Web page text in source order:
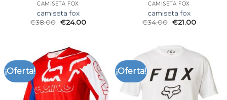
CAMISETA FOX
camiseta fox
€38.00 €24.00
CAMISETA FOX
camiseta fox
€34.00 €21.00
¡Oferta! ¡Oferta!